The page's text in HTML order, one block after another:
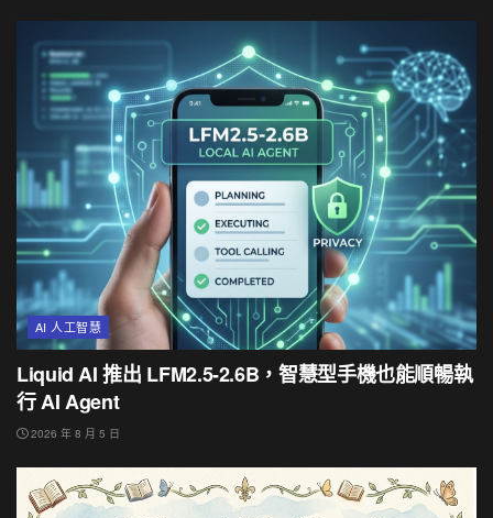
AI 人工智慧
Liquid AI 推出 LFM2.5-2.6B，智慧型手機也能順暢執
行 AI Agent
2026 年 8 月 5 日